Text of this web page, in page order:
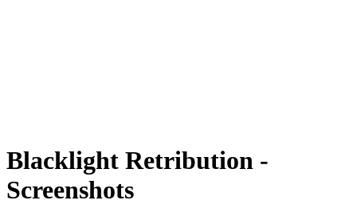
Blacklight Retribution -
Screenshots